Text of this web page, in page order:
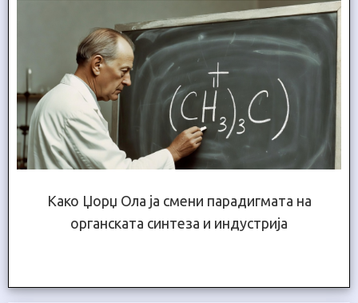
Како Џорџ Ола ја смени парадигмата на
органската синтеза и индустрија